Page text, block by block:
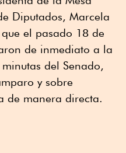
Diputados, Marcela
el pasado 18 de
de inmediato a la
del Senado,
y sobre
de manera directa.